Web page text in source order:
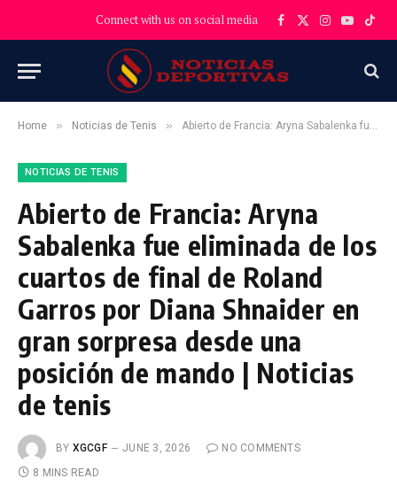
Connect with us on social media Facebook
X
Instagram
YouTube
Home » Noticias de Tenis » Abierto de Francia: Aryna Sabalenka fue eliminada de los cuartos de final de Roland Garros por Diana Shnaider en gran sorpresa desde una posición de mando | Noticias de tenis
NOTICIAS DE TENIS
Abierto de Francia: Aryna
Sabalenka fue eliminada de los
cuartos de final de Roland
Garros por Diana Shnaider en
gran sorpresa desde una
posición de mando | Noticias
de tenis
BY XGCGF JUNE 3, 2026
NO COMMENTS
8 MINS READ